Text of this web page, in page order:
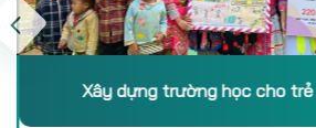
Xây dựng trường học cho trẻ